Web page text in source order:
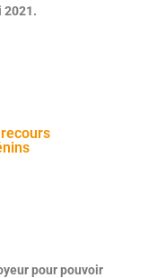
2021.
pour pouvoir